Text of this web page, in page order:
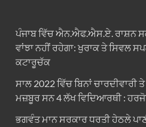
ਪੰਜਾਬ ਵਿੱਚ ਐਨ.ਐਫ.ਐਸ.ਏ. ਰਾਸ਼ਨ
ਵਾਂਝਾ ਨਹੀਂ ਰਹੇਗਾ: ਖੁਰਾਕ ਤੇ ਸਿਵਲ
ਕਟਾਰੂਚੱਕ
ਸਾਲ 2022 ਵਿੱਚ ਬਿਨਾਂ
ਮਜ਼ਬੂਰ ਸਨ 4 ਲੱਖ ਵਿਦਿਆਰਥੀ :
ਭਗਵੰਤ ਮਾਨ ਸਰਕਾਰ ਧਰਤੀ ਹੇਠਲੇ